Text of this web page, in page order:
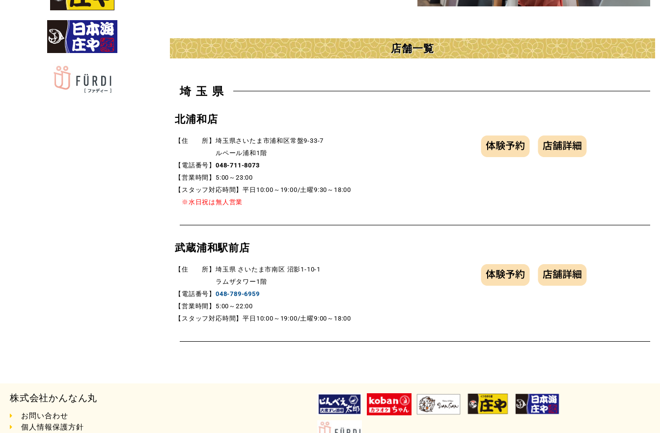
店舗一覧
埼玉県
北浦和店
【住 所】埼玉県さいたま市浦和区常盤9-33-7
ルペール浦和1階
【電話番号】 048-711-8073
【営業時間】5:00～23:00
【スタッフ対応時間】平日10:00～19:00/土曜9:30～18:00
※水日祝は無人営業
武蔵浦和駅前店
【住 所】埼玉県 さいたま市南区 沼影1-10-1
ラムザタワー1階
【電話番号】 048-789-6959
【営業時間】5:00～22:00
【スタッフ対応時間】平日10:00～19:00/土曜9:00～18:00
株式会社かんなん丸
お問い合わせ
個人情報保護方針